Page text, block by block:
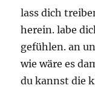
lass dich
herein. labe
gefühlen. an
wie wäre es
du kannst die